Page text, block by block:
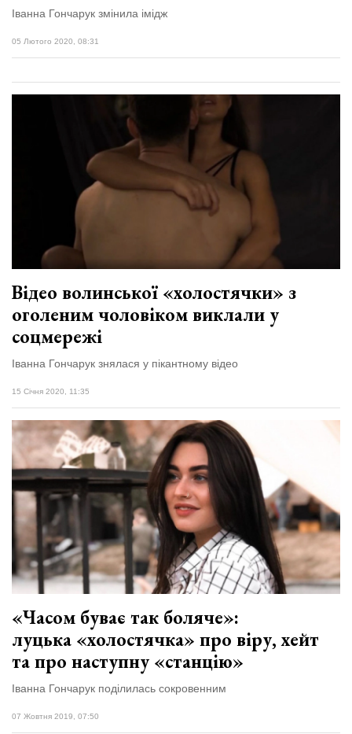
Іванна Гончарук змінила імідж
05 Лютого 2020, 08:31
Відео волинської «холостячки» з
оголеним чоловіком виклали у
соцмережі
Іванна Гончарук знялася у пікантному відео
15 Січня 2020, 11:35
«Часом буває так боляче»:
луцька «холостячка» про віру, хейт
та про наступну «станцію»
Іванна Гончарук поділилась сокровенним
07 Жовтня 2019, 07:50